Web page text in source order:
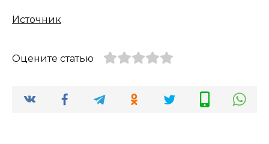
Источник
Оцените статью